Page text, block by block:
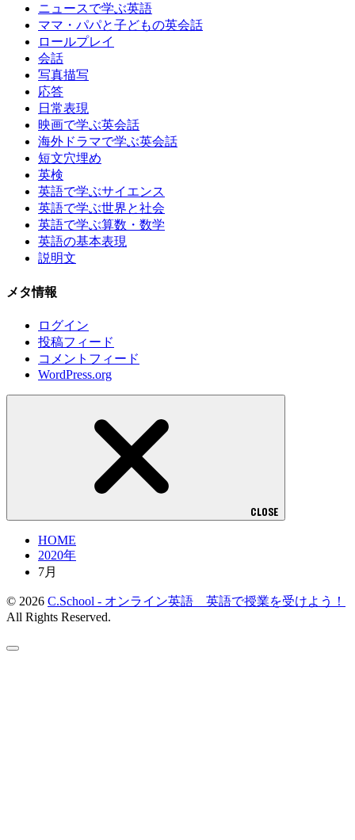
ニュースで学ぶ英語
ママ・パパと子どもの英会話
ロールプレイ
会話
写真描写
応答
日常表現
映画で学ぶ英会話
海外ドラマで学ぶ英会話
短文穴埋め
英検
英語で学ぶサイエンス
英語で学ぶ世界と社会
英語で学ぶ算数・数学
英語の基本表現
説明文
メタ情報
ログイン
投稿フィード
コメントフィード
WordPress.org
CLOSE
HOME
2020年
7月
© 2026 C.School - オンライン英語 英語で授業を受けよう！
All Rights Reserved.